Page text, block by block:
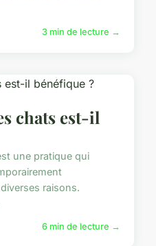
3 min de lecture →
chats est-il
une pratique qui
raisons.
6 min de lecture →